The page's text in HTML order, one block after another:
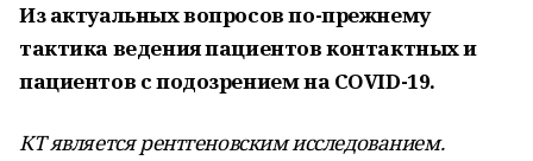
Из актуальных вопросов по-прежнему
тактика ведения пациентов контактных и
пациентов с подозрением на COVID-19.
КТ является рентгеновским исследованием.